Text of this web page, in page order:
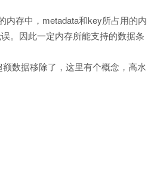
内存中，metadata和key所占用的内
。因此一定内存所能支持的数据条
数据移除了，这里有个概念，高水